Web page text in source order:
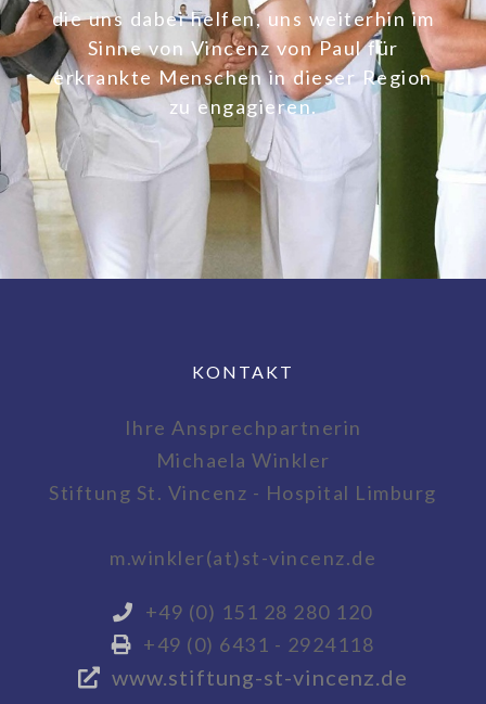
die uns dabei helfen, uns weiterhin im
Sinne von Vincenz von Paul für
erkrankte Menschen in dieser Region
zu engagieren.
KONTAKT
Ihre Ansprechpartnerin
Michaela Winkler
Stiftung St. Vincenz - Hospital Limburg
m.winkler(at)st-vincenz.de
+49 (0) 151 28 280 120
+49 (0) 6431 - 2924118
www.stiftung-st-vincenz.de